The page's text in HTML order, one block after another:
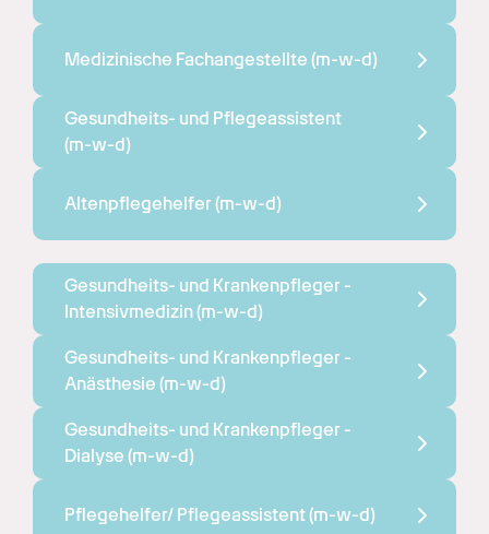
Medizinische Fachangestellte (m-w-d)
(m-w-d)
Altenpflegehelfer (m-w-d)
Gesundheits- und Krankenpfleger -
Intensivmedizin (m-w-d)
Gesundheits- und Krankenpfleger -
Anästhesie (m-w-d)
Gesundheits- und Krankenpfleger -
Dialyse (m-w-d)
Pflegehelfer/ Pflegeassistent (m-w-d)